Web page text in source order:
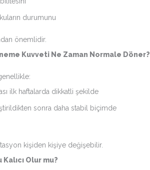
durumunu
önemlidir.
Kuvveti Ne Zaman Normale Döner?
ilk haftalarda dikkatli şekilde
sonra daha stabil biçimde
kişiden kişiye değişebilir.
Olur mu?